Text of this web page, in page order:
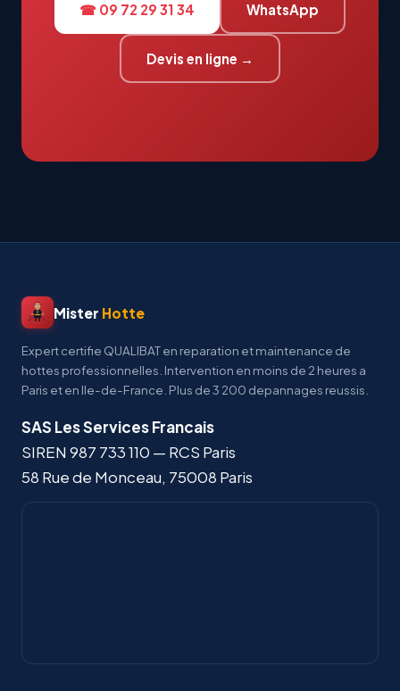
☎ 09 72 29 31 34 WhatsApp
Devis en ligne →
Mister Hotte
Expert certifie QUALIBAT en reparation et maintenance de
hottes professionnelles. Intervention en moins de 2 heures a
Paris et en Ile-de-France. Plus de 3 200 depannages reussis.
SAS Les Services Francais
SIREN 987 733 110 — RCS Paris
58 Rue de Monceau, 75008 Paris